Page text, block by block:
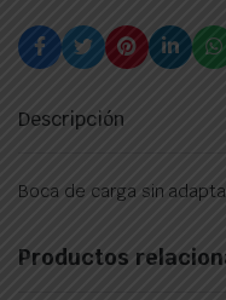
Descripción
Boca de carga sin
Productos